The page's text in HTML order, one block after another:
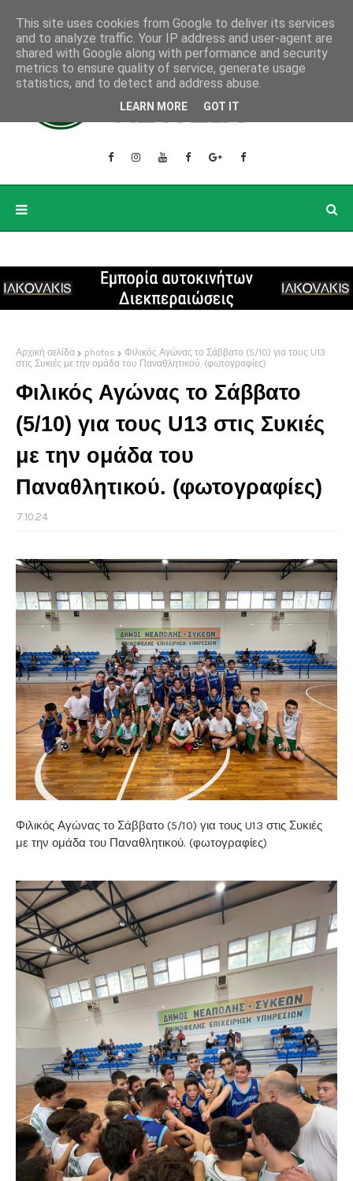
Αρχική σελίδα photos
Φιλικός Αγώνας το Σάββατο (5/10) για τους U13
στις Συκιές με την ομάδα του Παναθλητικού. (φωτογραφίες)
Φιλικός Αγώνας το Σάββατο
(5/10) για τους U13 στις Συκιές
με την ομάδα του
Παναθλητικού. (φωτογραφίες)
7.10.24
Φιλικός Αγώνας το Σάββατο (5/10) για τους U13 στις Συκιές
με την ομάδα του Παναθλητικού. (φωτογραφίες)
This site uses cookies from Google to deliver its services
and to analyze traffic. Your IP address and user-agent are
shared with Google along with performance and security
metrics to ensure quality of service, generate usage
statistics, and to detect and address abuse.
LEARN MORE GOT IT